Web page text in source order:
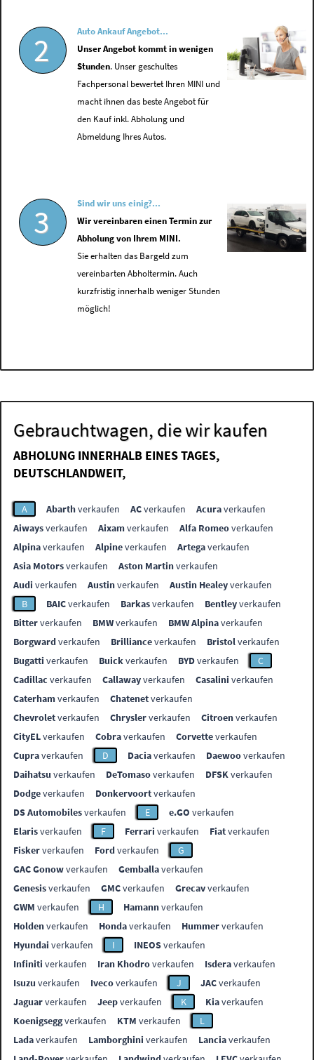
2
Auto Ankauf Angebot...
Unser Angebot kommt in wenigen
Stunden. Unser geschultes
Fachpersonal bewertet Ihren MINI und
macht ihnen das beste Angebot für
den Kauf inkl. Abholung und
Abmeldung Ihres Autos.
3
Sind wir uns einig?...
Wir vereinbaren einen Termin zur
Abholung von Ihrem MINI.
Sie erhalten das Bargeld zum
vereinbarten Abholtermin. Auch
kurzfristig innerhalb weniger Stunden
möglich!
Gebrauchtwagen, die wir kaufen
ABHOLUNG INNERHALB EINES TAGES,
DEUTSCHLANDWEIT,
A Abarthverkaufen ACverkaufen Acuraverkaufen
Aiwaysverkaufen Aixamverkaufen Alfa Romeoverkaufen
Alpinaverkaufen Alpineverkaufen Artegaverkaufen
Asia Motorsverkaufen Aston Martinverkaufen
Audi verkaufen Austinverkaufen Austin Healeyverkaufen
B
BAICverkaufen Barkasverkaufen Bentleyverkaufen
Bitterverkaufen BMWverkaufen BMW Alpinaverkaufen
Borgwardverkaufen Brillianceverkaufen Bristolverkaufen
Bugatti verkaufen Buickverkaufen BYDverkaufen
C
Cadillac verkaufen Callawayverkaufen Casalini verkaufen
Caterhamverkaufen Chatenetverkaufen
Chevroletverkaufen Chryslerverkaufen Citroenverkaufen
CityELverkaufen Cobraverkaufen Corvetteverkaufen
Cupraverkaufen D Daciaverkaufen Daewooverkaufen
Daihatsu verkaufen DeTomasoverkaufen DFSKverkaufen
Dodgeverkaufen Donkervoortverkaufen
DS Automobilesverkaufen E e.GO verkaufen
Elarisverkaufen F Ferrari verkaufen Fiatverkaufen
Fiskerverkaufen Fordverkaufen
G
GAC Gonowverkaufen Gemballaverkaufen
Genesisverkaufen GMCverkaufen Grecavverkaufen
GWM verkaufen H Hamannverkaufen
Holdenverkaufen Hondaverkaufen Hummerverkaufen
Hyundai verkaufen I INEOSverkaufen
Infiniti verkaufen Iran Khodroverkaufen Isderaverkaufen
Isuzu verkaufen Ivecoverkaufen J JACverkaufen
Jaguarverkaufen Jeepverkaufen K Kiaverkaufen
Koenigseggverkaufen KTM verkaufen
L
Ladaverkaufen Lamborghini verkaufen Lanciaverkaufen